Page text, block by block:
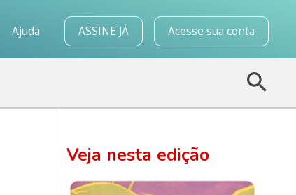
Ajuda ASSINE JÁ Acesse sua conta
Veja nesta edição